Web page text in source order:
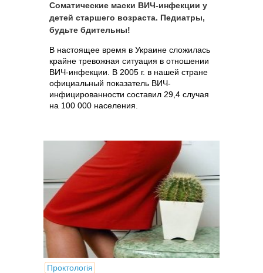
Соматические маски ВИЧ-инфекции у
детей старшего возраста. Педиатры,
будьте бдительны!
В настоящее время в Украине сложилась
крайне тревожная ситуация в отношении
ВИЧ-инфекции. В 2005 г. в нашей стране
официальный показатель ВИЧ-
инфицированности составил 29,4 случая
на 100 000 населения.
Проктологія